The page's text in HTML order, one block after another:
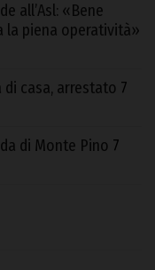
all’Asl: «Bene
la piena operatività»
di casa, arrestato 7
di Monte Pino 7